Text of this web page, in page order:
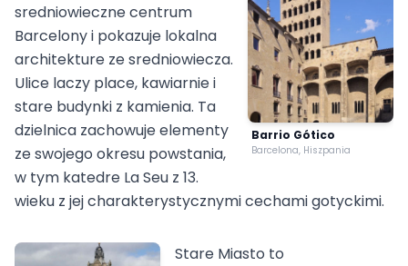
Barrio Gótico
Barcelona, Hiszpania
sredniowieczne centrum
Barcelony i pokazuje lokalna
architekture ze sredniowiecza.
Ulice laczy place, kawiarnie i
stare budynki z kamienia. Ta
dzielnica zachowuje elementy
ze swojego okresu powstania,
w tym katedre La Seu z 13.
wieku z jej charakterystycznymi cechami gotyckimi.
Stare Miasto to